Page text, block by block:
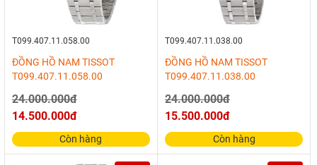
T099.407.11.058.00
ĐỒNG HỒ NAM TISSOT
T099.407.11.058.00
24.000.000đ
14.500.000đ
Còn hàng
T099.407.11.038.00
ĐỒNG HỒ NAM TISSOT
T099.407.11.038.00
24.000.000đ
15.500.000đ
Còn hàng